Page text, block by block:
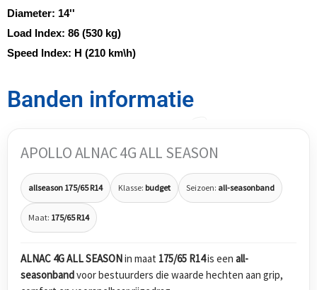
Diameter: 14''
Load Index: 86 (530 kg)
Speed Index: H (210 km\h)
Banden informatie
APOLLO ALNAC 4G ALL SEASON
allseason 175/65 R14 Klasse: budget Seizoen: all-seasonband
Maat: 175/65 R14
ALNAC 4G ALL SEASONin maat 175/65 R14is een all-
seasonbandvoor bestuurders die waarde hechten aan grip,